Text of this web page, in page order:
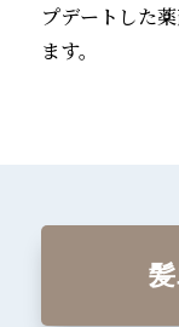
プデートした
ます。